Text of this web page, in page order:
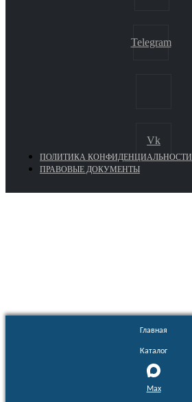
Telegram
Vk
ПОЛИТИКА КОНФИДЕНЦИАЛЬНОСТИ
ПРАВОВЫЕ ДОКУМЕНТЫ
Главная
Каталог
Max